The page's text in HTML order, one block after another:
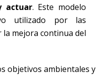
actuar. Este modelo
utilizado por las
mejora continua del
objetivos ambientales y